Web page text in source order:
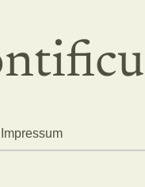
Impressum